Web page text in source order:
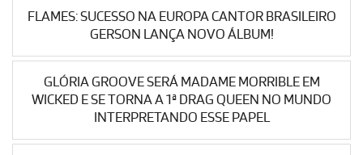
FLAMES: SUCESSO NA EUROPA CANTOR BRASILEIRO
GERSON LANÇA NOVO ÁLBUM!
GLÓRIA GROOVE SERÁ MADAME MORRIBLE EM
WICKED E SE TORNA A 1ª DRAG QUEEN NO MUNDO
INTERPRETANDO ESSE PAPEL